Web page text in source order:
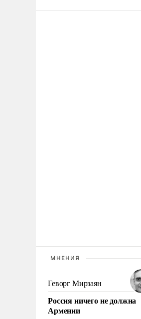
МНЕНИЯ
Геворг Мирзаян
Россия ничего не должна
Армении